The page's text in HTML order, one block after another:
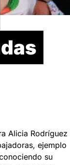
Alicia Rodríguez
ejemplo
su